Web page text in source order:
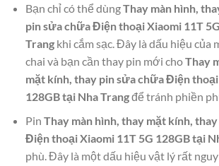
Bạn chỉ có thể dùngThay màn hình,
pin sửa chữa Điện thoại Xiaomi 11T
Trangkhi cắm sạc. Đây là dấu hiệu của
chai và bạn cần thay pin mới choThay
mặt kính, thay pin sửa chữa Điện thoại
128GB tại Nha Trangđể tránh phiền
Pin Thay màn hình, thay mặt kính,
Điện thoại Xiaomi 11T 5G 128GB tại
phù. Đây là một dấu hiệu vật lý rất